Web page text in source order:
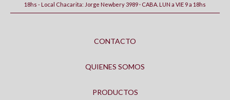
18hs - Local Chacarita: Jorge Newbery 3989 · CABA. LUN a VIE 9 a 18hs
CONTACTO
QUIENES SOMOS
PRODUCTOS